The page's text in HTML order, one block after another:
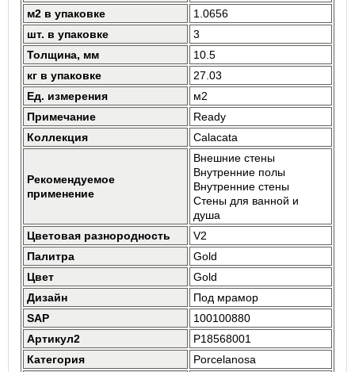
м2 в упаковке
1.0656
шт. в упаковке
3
Толщина, мм
10.5
кг в упаковке
27.03
Ед. измерения
м2
Примечание
Ready
Коллекция
Calacata
Рекомендуемое
применение
Внешние стены
Внутренние полы
Внутренние стены
Стены для ванной и
душа
Цветовая разнородность
V2
Палитра
Gold
Цвет
Gold
Дизайн
Под мрамор
SAP
100100880
Артикул2
P18568001
Категория
Porcelanosa